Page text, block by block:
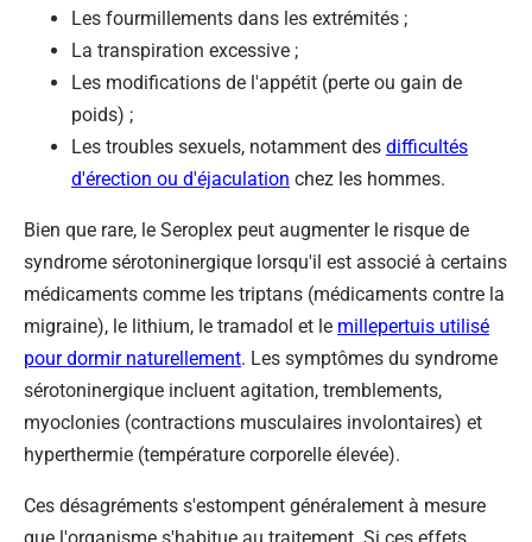
Les fourmillements dans les extrémités ;
La transpiration excessive ;
Les modifications de l'appétit (perte ou gain de
poids) ;
Les troubles sexuels, notamment des difficultés
d'érection ou d'éjaculation chez les hommes.
Bien que rare, le Seroplex peut augmenter le risque de
syndrome sérotoninergique lorsqu'il est associé à certains
médicaments comme les triptans (médicaments contre la
migraine), le lithium, le tramadol et le millepertuis utilisé
pour dormir naturellement. Les symptômes du syndrome
sérotoninergique incluent agitation, tremblements,
myoclonies (contractions musculaires involontaires) et
hyperthermie (température corporelle élevée).
Ces désagréments s'estompent généralement à mesure